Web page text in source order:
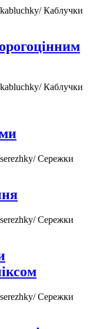
Каблучки
Каблучки
Сережки
Сережки
Сережки